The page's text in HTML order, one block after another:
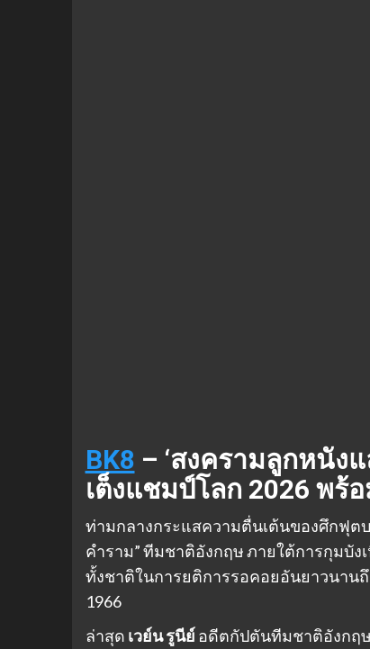
BK8 – ‘สงครามลูกหนัง
เต็งแชมป์โลก 2026 พร้
ท่ามกลางกระแสความตื่นเต้นของศึกฟุต
คำราม” ทีมชาติอังกฤษ ภายใต้การกุมบั
ทั้งชาติในการยติการรอคอยอันยาวนาน
1966
ล่าสุด เวย์น รูนีย์อดีตกัปตันทีมชาติอังกฤษ